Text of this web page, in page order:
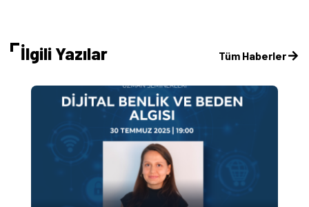
İlgili Yazılar Tüm Haberler